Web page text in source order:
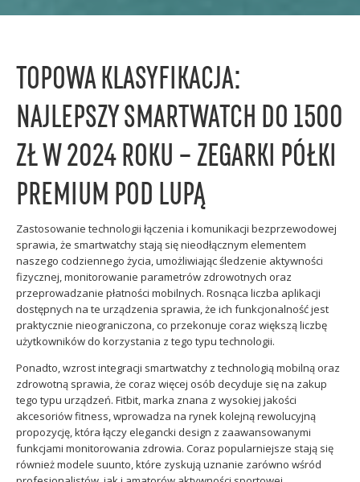
TOPOWA KLASYFIKACJA:
NAJLEPSZY SMARTWATCH DO 1500
ZŁ W 2024 ROKU – ZEGARKI PÓŁKI
PREMIUM POD LUPĄ
Zastosowanie technologii łączenia i komunikacji bezprzewodowej
sprawia, że smartwatchy stają się nieodłącznym elementem
naszego codziennego życia, umożliwiając śledzenie aktywności
fizycznej, monitorowanie parametrów zdrowotnych oraz
przeprowadzanie płatności mobilnych. Rosnąca liczba aplikacji
dostępnych na te urządzenia sprawia, że ich funkcjonalność jest
praktycznie nieograniczona, co przekonuje coraz większą liczbę
użytkowników do korzystania z tego typu technologii.
Ponadto, wzrost integracji smartwatchy z technologią mobilną oraz
zdrowotną sprawia, że coraz więcej osób decyduje się na zakup
tego typu urządzeń. Fitbit, marka znana z wysokiej jakości
akcesoriów fitness, wprowadza na rynek kolejną rewolucyjną
propozycję, która łączy elegancki design z zaawansowanymi
funkcjami monitorowania zdrowia. Coraz popularniejsze stają się
również modele suunto, które zyskują uznanie zarówno wśród